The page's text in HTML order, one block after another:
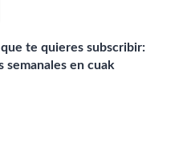
que te quieres subscribir:
semanales en cuak